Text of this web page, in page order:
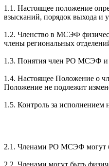
1.1. Настоящее положение
взысканий, порядок выхода и
1.2. Членство в МСЭФ
члены региональных
1.3. Понятия член РО МСЭФ и
1.4. Настоящее Положение о
Положение не подлежит
1.5. Контроль за
2.1. Членами РО МСЭФ могут
2.2. Членами могут быть